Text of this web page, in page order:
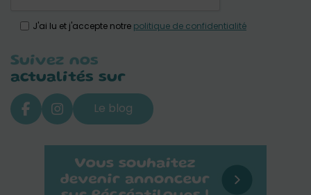
J'ai lu et j'accepte notre politique de confidentialité
Suivez nos
actualités sur
Le blog